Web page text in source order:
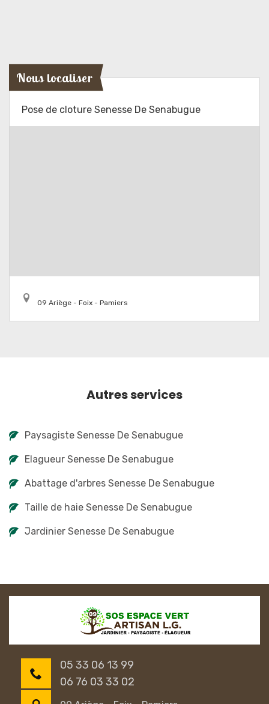
Nous localiser
Pose de cloture Senesse De Senabugue
09 Ariège - Foix - Pamiers
Autres services
Paysagiste Senesse De Senabugue
Elagueur Senesse De Senabugue
Abattage d'arbres Senesse De Senabugue
Taille de haie Senesse De Senabugue
Jardinier Senesse De Senabugue
05 33 06 13 99
06 76 03 33 02